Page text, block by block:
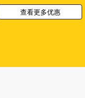
查看更多优惠